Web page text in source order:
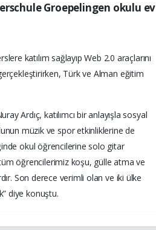
Groepelingen okulu ev
katılım sağlayıp Web 2.0 araçlarını
Türk ve Alman eğitim
Ardıç, katılımcı bir anlayışla sosyal
müzik ve spor etkinliklerine de
okul öğrencilerine solo gitar
öğrencilerimiz koşu, gülle atma ve
Son derece verimli olan ve iki ülke
diye konuştu.